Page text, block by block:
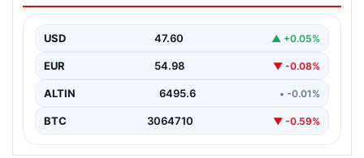
Bağışlar ve Ünlü İsimlerin Katkıları", "content": "İstanbul
Cumhuriyet…
USD 47.60 ▲ +0.05%
EUR 54.98 ▼ -0.08%
ALTIN 6495.6 • -0.01%
BTC 3064710 ▼ -0.59%